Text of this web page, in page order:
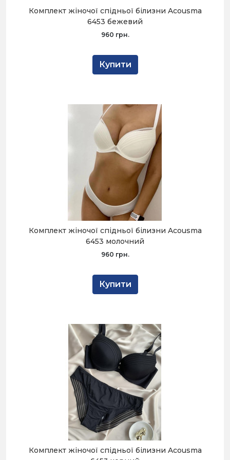
Комплект жіночої спідньої білизни Acousma
6453 бежевий
960 грн.
Купити
Комплект жіночої спідньої білизни Acousma
6453 молочний
960 грн.
Купити
Комплект жіночої спідньої білизни Acousma